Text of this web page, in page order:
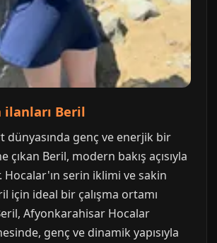
ilanları Beril
dünyasında genç ve enerjik bir
çıkan Beril, modern bakış açısıyla
Hocalar'ın serin iklimi ve sakin
için ideal bir çalışma ortamı
Afyonkarahisar Hocalar
genç ve dinamik yapısıyla